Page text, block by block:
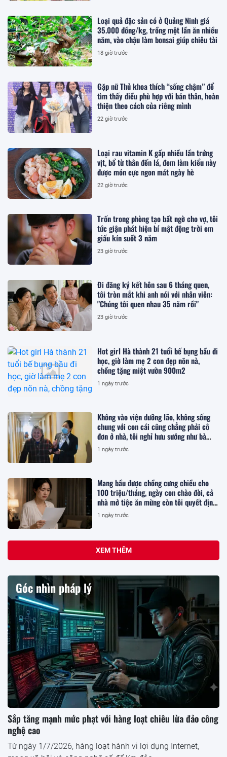
Loại quả đặc sản có ở Quảng Ninh giá
35.000 đồng/kg, trồng một lần ăn nhiều
năm, vào chậu làm bonsai giúp chiêu tài
18 giờ trước
Gặp nữ Thủ khoa thích “sống chậm” để
tìm thấy điều phù hợp với bản thân, hoàn
thiện theo cách của riêng mình
22 giờ trước
Loại rau vitamin K gấp nhiều lần trứng
vịt, bổ từ thân đến lá, đem làm kiểu này
được món cực ngon mát ngày hè
22 giờ trước
Trốn trong phòng tạo bất ngờ cho vợ, tôi
tức giận phát hiện bí mật động trời em
giấu kín suốt 3 năm
23 giờ trước
Đi đăng ký kết hôn sau 6 tháng quen,
tôi tròn mắt khi anh nói với nhân viên:
"Chúng tôi quen nhau 35 năm rồi"
23 giờ trước
Hot girl Hà thành 21 tuổi bế bụng bầu đi
học, giờ làm mẹ 2 con đẹp nõn nà,
chồng tặng miệt vườn 900m2
1 ngày trước
Không vào viện dưỡng lão, không sống
chung với con cái cũng chẳng phải cô
đơn ở nhà, tôi nghỉ hưu sướng như bà
hoàng ở nơi này!
1 ngày trước
Mang bầu được chồng cưng chiều cho
100 triệu/tháng, ngày con chào đời, cả
nhà mở tiệc ăn mừng còn tôi quyết định
ly hôn
1 ngày trước
XEM THÊM
Góc nhìn pháp lý
Sắp tăng mạnh mức phạt với hàng loạt chiêu lừa đảo công
nghệ cao
Từ ngày 1/7/2026, hàng loạt hành vi lợi dụng Internet,